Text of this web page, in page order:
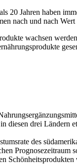
20 Jahren haben
nach und nach
wachsen
diesen drei Ländern
des